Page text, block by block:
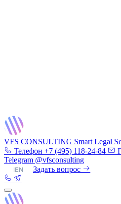
VFS CONSULTING Smart Legal
Телефон +7 (495) 118-24-84
Telegram @vfsconsulting
|EN Задать вопрос